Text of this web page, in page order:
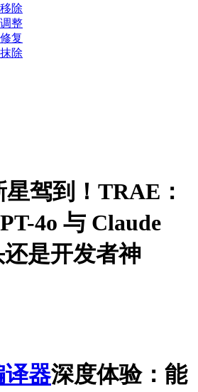
除
整
复
除
驾到！TRAE：
4o 与 Claude
是开发者神
译器深度体验：能